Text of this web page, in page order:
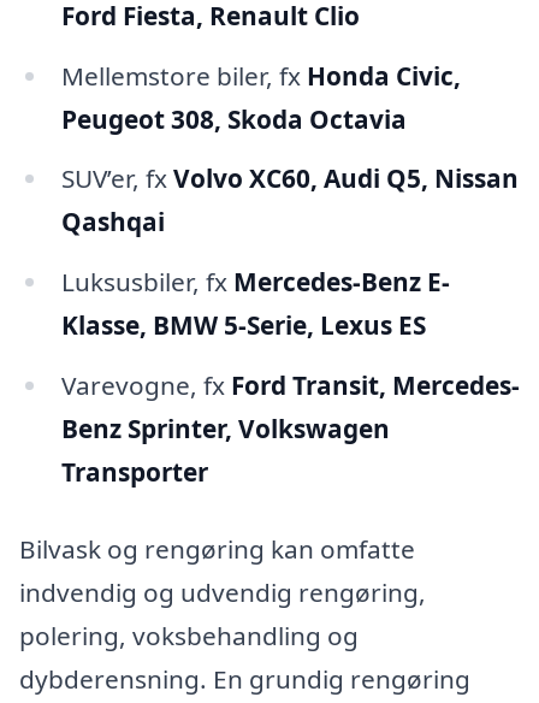
Ford Fiesta, Renault Clio
Mellemstore biler, fx Honda Civic,
Peugeot 308, Skoda Octavia
SUV’er, fxVolvo XC60, Audi Q5, Nissan
Qashqai
Luksusbiler, fx Mercedes-Benz E-
Klasse, BMW 5-Serie, Lexus ES
Varevogne, fx Ford Transit, Mercedes-
Benz Sprinter, Volkswagen
Transporter
Bilvask og rengøring kan omfatte
indvendig og udvendig rengøring,
polering, voksbehandling og
dybderensning. En grundig rengøring